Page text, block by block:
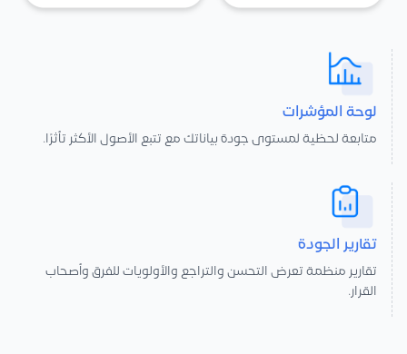
لوحة المؤشرات
متابعة لحظية لمستوى جودة بياناتك مع تتبع الأصول الأكثر تأثرًا.
تقارير الجودة
تقارير منظمة تعرض التحسن والتراجع والأولويات للفرق وأصحاب
القرار.